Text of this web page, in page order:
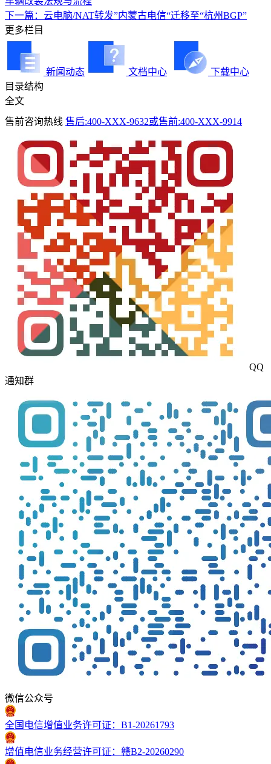
下一篇：云电脑/NAT转发”内蒙古电信“迁移至“杭州BGP”
更多栏目
新闻动态 文档中心
下载中心
目录结构
全文
售前咨询热线 售后:400-XXX-9632或售前:400-XXX-9914
QQ
通知群
微信公众号
全国电信增值业务许可证：B1-20261793
增值电信业务经营许可证：赣B2-20260290